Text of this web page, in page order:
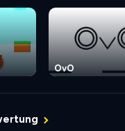
OvO